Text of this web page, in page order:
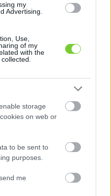
my
Advertising.
Use,
of my
with the
storage
on web or
to be sent to
purposes.
me
REGISZTRÁCIÓ
2
2